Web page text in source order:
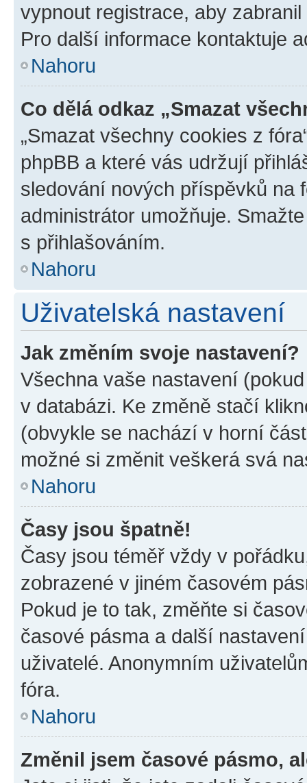
vypnout registrace, aby
Pro další informace kontaktuje
Nahoru
Co dělá odkaz „Smazat
„Smazat všechny cookies z
phpBB a které vás udržují
sledování nových příspěvků na
administrátor umožňuje.
s přihlašováním.
Nahoru
Uživatelská nastavení
Jak změním svoje nastavení?
Všechna vaše nastavení
v databázi. Ke změně stačí
(obvykle se nachází v horní
možné si změnit veškerá svá
Nahoru
Časy jsou špatně!
Časy jsou téměř vždy v
zobrazené v jiném časovém
Pokud je to tak, změňte si
časové pásma a další
uživatelé. Anonymním
fóra.
Nahoru
Změnil jsem časové pásmo,